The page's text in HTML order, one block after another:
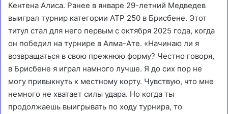
Кентена Алиса. Ранее в январе 29-летний Медведев
выиграл турнир категории ATP 250 в Брисбене. Этот
титул стал для него первым с октября 2025 года, когда
он победил на турнире в Алма-Ате. «Начинаю ли я
возвращаться в свою прежнюю форму? Честно говоря,
в Брисбене я играл намного лучше. Я до сих пор не
могу привыкнуть к местному корту. Чувствую, что мне
немного не хватает силы удара. Но когда ты
продолжаешь выигрывать по ходу турнира, то